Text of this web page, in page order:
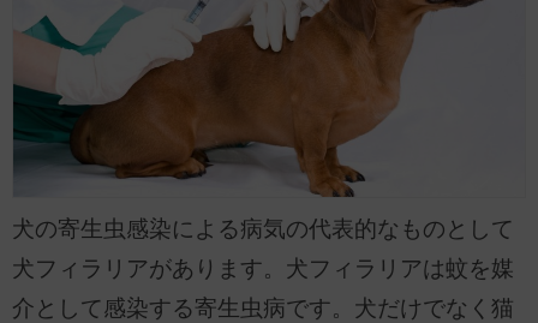
犬の寄生虫感染による病気の代表的なものとして
犬フィラリアがあります。犬フィラリアは蚊を媒
介として感染する寄生虫病です。犬だけでなく猫